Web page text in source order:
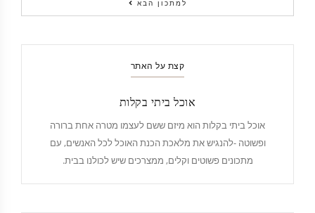
למתכון הבא
קצת על האתר
אוכל ביתי בקלות
אוכל ביתי בקלות הוא מיזם ששם לעצמו מטרה אחת ברורה
ופשוטה -להנגיש את מלאכת הכנת האוכל לכל האנשים, עם
מתכונים פשוטים וקלים, ממצרכים שיש לכולנו בבית.